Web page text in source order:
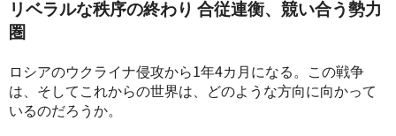
リベラルな秩序の終わり 合従連衡、競い合う勢力
圏
ロシアのウクライナ侵攻から1年4カ月になる。この戦争
は、そしてこれからの世界は、どのような方向に向かって
いるのだろうか。